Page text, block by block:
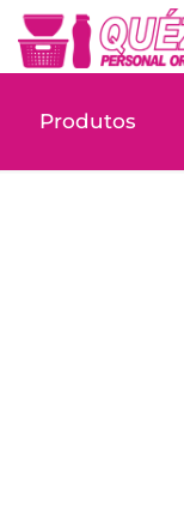
Produtos